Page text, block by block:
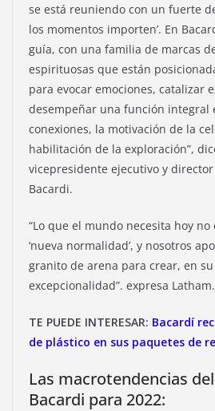
se está reuniendo con un fuerte
los momentos importen’. En
guía, con una familia de marcas
espirituosas que están
para evocar emociones, catalizar
desempeñar una función integral
conexiones, la motivación de la
habilitación de la exploración”,
vicepresidente ejecutivo y
Bacardi.
“Lo que el mundo necesita hoy
‘nueva normalidad’, y nosotros
granito de arena para crear, en
excepcionalidad”. expresa Latham.
TE PUEDE INTERESAR: Bacardí
de plástico en sus paquetes de
Las macrotendencias
Bacardi para 2022: